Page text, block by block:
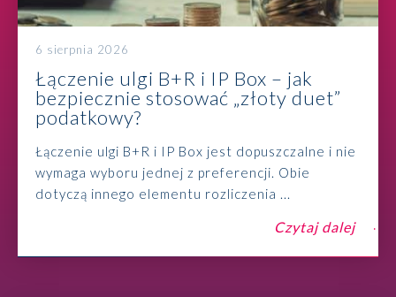
6 sierpnia 2026
Łączenie ulgi B+R i IP Box – jak
bezpiecznie stosować „złoty duet”
podatkowy?
Łączenie ulgi B+R i IP Box jest dopuszczalne i nie
wymaga wyboru jednej z preferencji. Obie
dotyczą innego elementu rozliczenia ...
Czytaj dalej